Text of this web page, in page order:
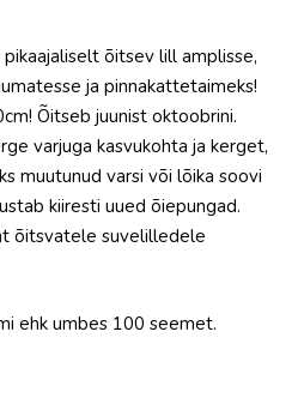
õitsev lill amplisse,
ja pinnakattetaimeks!
Õitseb juunist oktoobrini.
varjuga kasvukohta ja kerget,
muutunud varsi või lõika soovi
kiiresti uued õiepungad.
õitsvatele suvelilledele
ehk umbes 100 seemet.